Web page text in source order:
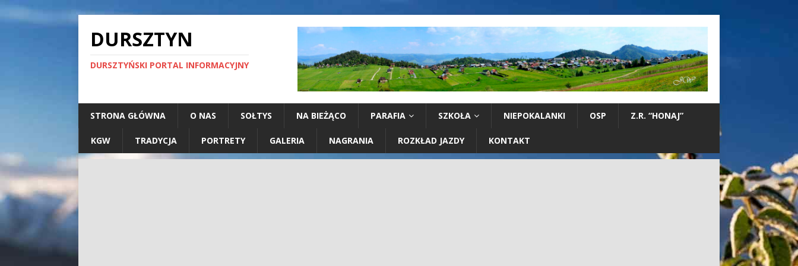
DURSZTYN
DURSZTYŃSKI PORTAL INFORMACYJNY
STRONA GŁÓWNA O NAS SOŁTYS NA BIEŻĄCO PARAFIA SZKOŁA NIEPOKALANKI OSP Z.R. “HONAJ”
KGW TRADYCJA PORTRETY GALERIA NAGRANIA ROZKŁAD JAZDY KONTAKT